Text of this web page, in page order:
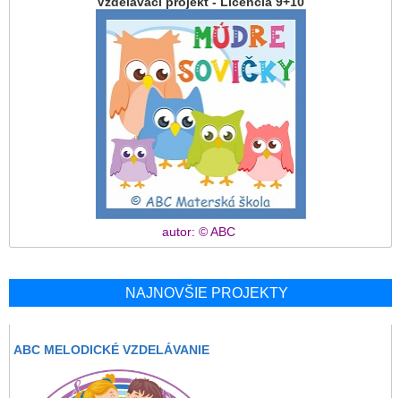
autor: © ABC
NAJNOVŠIE PROJEKTY
ABC MELODICKÉ VZDELÁVANIE